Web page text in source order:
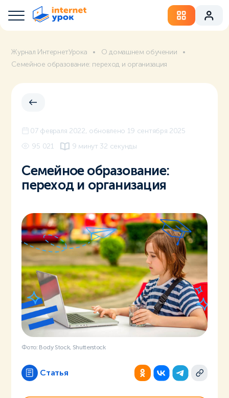
Журнал ИнтернетУрока
О домашнем обучении
Семейное образование: переход и организация
07 февраля 2022, обновлено 19 сентября 2025
95 021
9 минут 32 секунды
Семейное образование:
переход и организация
Фото: Body Stock, Shutterstock
Статья